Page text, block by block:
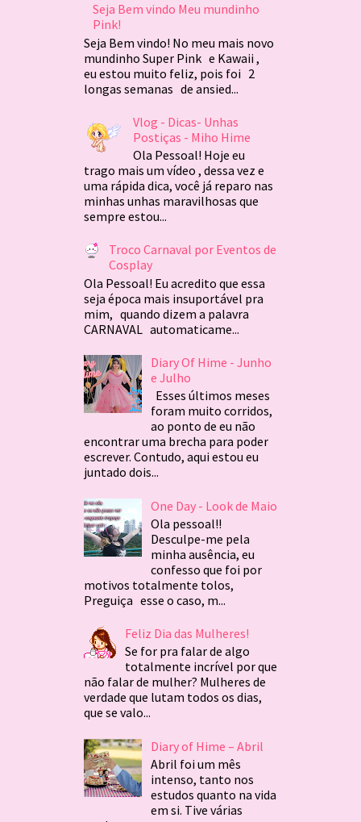
Seja Bem vindo Meu mundinho
Pink!
Seja Bem vindo! No meu mais novo
mundinho Super Pink e Kawaii ,
eu estou muito feliz, pois foi 2
longas semanas de ansied...
Vlog - Dicas- Unhas
Postiças - Miho Hime
Ola Pessoal! Hoje eu
trago mais um vídeo , dessa vez e
uma rápida dica, você já reparo nas
minhas unhas maravilhosas que
sempre estou...
Troco Carnaval por Eventos de
Cosplay
Ola Pessoal! Eu acredito que essa
seja época mais insuportável pra
mim, quando dizem a palavra
CARNAVAL automaticame...
Diary Of Hime - Junho
e Julho
Esses últimos meses
foram muito corridos,
ao ponto de eu não
encontrar uma brecha para poder
escrever. Contudo, aqui estou eu
juntado dois...
One Day - Look de Maio
Ola pessoal!!
Desculpe-me pela
minha ausência, eu
confesso que foi por
motivos totalmente tolos,
Preguiça esse o caso, m...
Feliz Dia das Mulheres!
Se for pra falar de algo
totalmente incrível por que
não falar de mulher? Mulheres de
verdade que lutam todos os dias,
que se valo...
Diary of Hime – Abril
Abril foi um mês
intenso, tanto nos
estudos quanto na vida
em si. Tive várias